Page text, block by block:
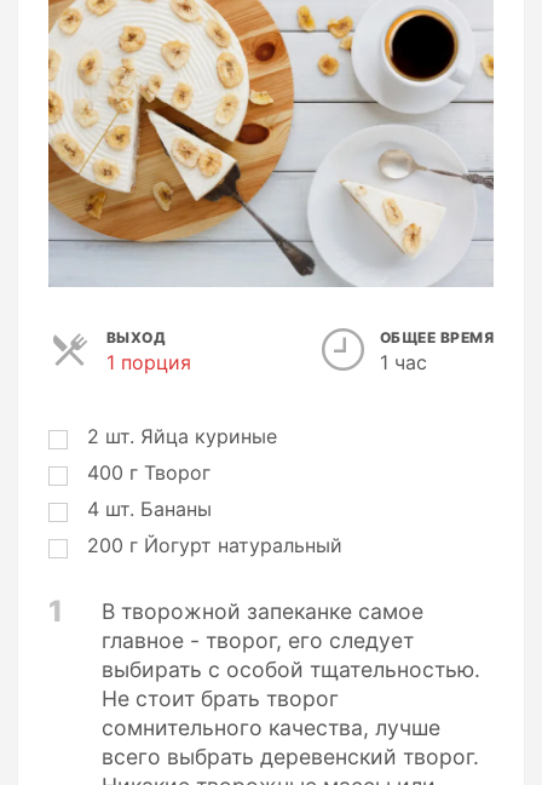
ВЫХОД
1 порция
ц
и
ОБЩЕЕ ВРЕМЯ
1 час
2 шт. Яйца куриные
400 г Творог
4 шт. Бананы
200 г Йогурт натуральный
1
В творожной запеканке самое
главное - творог, его следует
выбирать с особой тщательностью.
Не стоит брать творог
сомнительного качества, лучше
всего выбрать деревенский творог.